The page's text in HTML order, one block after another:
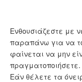
Ενθουσιάζεστε με
παραπάνω για να
φαίνεται να μην
πραγματοποιήσετε.
Εάν θέλετε τα